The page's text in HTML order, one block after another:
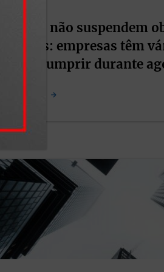
em
em
Férias não suspendem
fiscais: empresas têm
para cumprir durante